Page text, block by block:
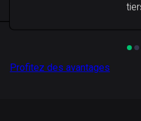
Profitez des avantages